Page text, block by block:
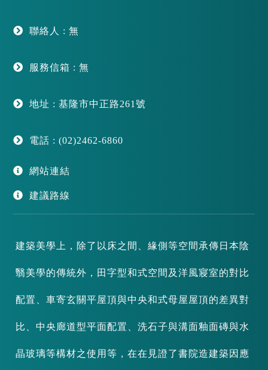
聯絡人 : 無
服務信箱 : 無
地址 : 基隆市中正路261號
電話 : (02)2462-6860
網站連結
建議路線
建築美學上，除了以床之間、緣側等空間承傳日本陰
翳美學的傳統外，田字型和式空間及洋風寢室的對比
配置、車寄玄關平屋頂與中央和式母屋屋頂的差異對
比、中央廊道型平面配置、洗石子與溝面釉面磚與水
晶玻璃等構材之使用等，在在見證了書院造建築因應